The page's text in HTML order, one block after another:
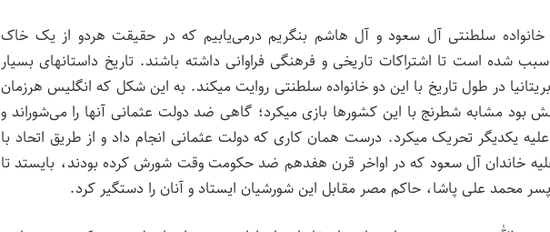
خانواده سلطنتی آل سعود و آل هاشم بنگریم درمی‌­یابیم که در حقیقت هردو از یک خاک
شده است تا اشتراکات تاریخی و فرهنگی فراوانی داشته باشند. تاریخ داستان­های بسیار
در طول تاریخ با این دو خانواده سلطنتی روایت می­کند. به این شکل که انگلیس هرزمان
بود مشابه شطرنج با این کشورها بازی می­کرد؛ گاهی ضد دولت عثمانی آن­ها را می­‌شوراند و
علیه یکدیگر تحریک می­کرد. درست همان کاری که دولت عثمانی انجام داد و از طریق اتحاد با
خاندان آل سعود که در اواخر قرن هفدهم ضد حکومت وقت شورش کرده بودند، بایستد تا
پسر محمد علی پاشا، حاکم مصر مقابل این شورشیان ایستاد و آنان را دستگیر کرد.